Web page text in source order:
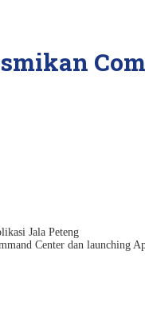
Center dan launching